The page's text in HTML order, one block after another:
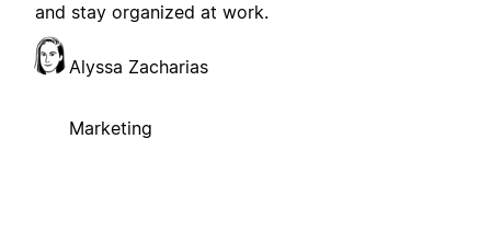
and stay organized at work.
Alyssa Zacharias
Marketing